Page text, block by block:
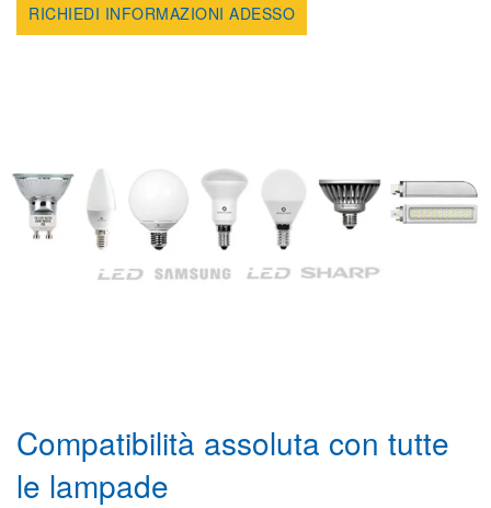
RICHIEDI INFORMAZIONI ADESSO
Compatibilità assoluta con tutte
le lampade